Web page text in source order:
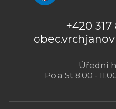
+420 317
Úřední
Po a St 8.00 -